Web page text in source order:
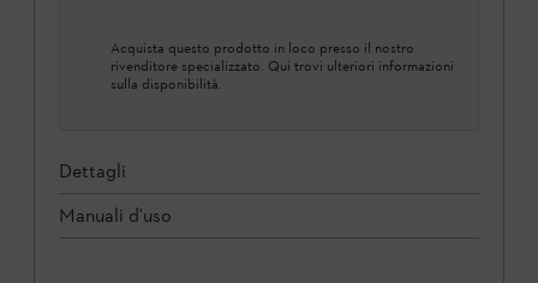
Acquista questo prodotto in loco presso il nostro
rivenditore specializzato. Qui trovi ulteriori informazioni
sulla disponibilità.
Dettagli
Manuali d'uso